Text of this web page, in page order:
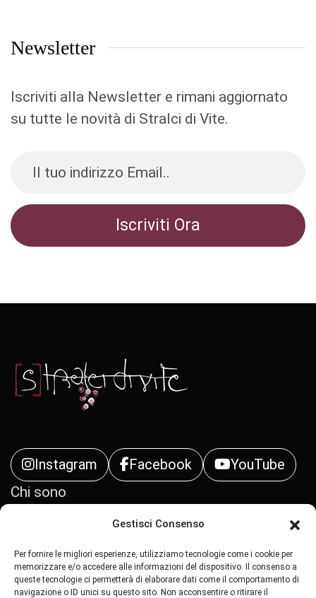
Gestisci Consenso
Per fornire le migliori esperienze, utilizziamo tecnologie come i cookie per
memorizzare e/o accedere alle informazioni del dispositivo. Il consenso a
queste tecnologie ci permetterà di elaborare dati come il comportamento di
navigazione o ID unici su questo sito. Non acconsentire o ritirare il
Newsletter
Iscriviti alla Newsletter e rimani aggiornato
su tutte le novità di Stralci di Vite.
Instagram Facebook
YouTube
Chi sono
Privacy Policy